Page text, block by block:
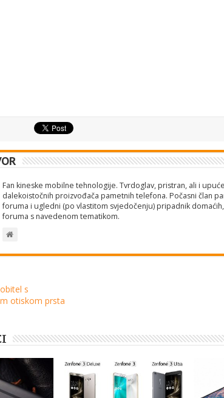
Fan kineske mobilne tehnologije. Tvrdoglav, pristran, ali i
dalekoistočnih proizvođača pametnih telefona. Počasni član
foruma i ugledni (po vlastitom svjedočenju) pripadnik
foruma s navedenom tematikom.
s
otiskom prsta